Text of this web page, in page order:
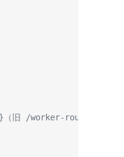
旧 /worker-route 仍兼容）